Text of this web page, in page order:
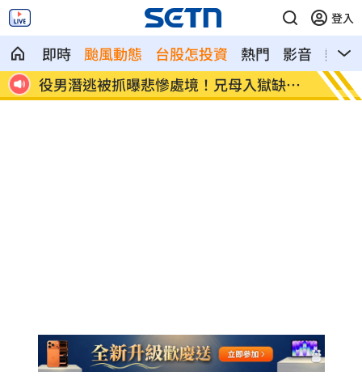
登入
即時 颱風動態 台股怎投資 熱門 影音
熱搜
媽
役男潛逃被抓曝悲慘處境！兄母入獄缺錢
花
雨天